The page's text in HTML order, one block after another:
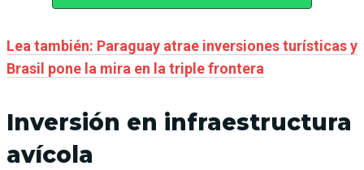
Lea también: Paraguay atrae inversiones turísticas y
Brasil pone la mira en la triple frontera
Inversión en infraestructura
avícola